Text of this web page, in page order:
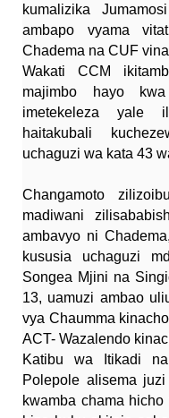
kumalizika
ambapo vyama
Chadema na CUF
Wakati CCM
majimbo hayo
imetekeleza yale
haitakubali
uchaguzi wa kata 43
Changamoto
madiwani
ambavyo ni
kususia uchaguzi
Songea Mjini na
13, uamuzi ambao
vya Chaumma
ACT- Wazalendo
Katibu wa Itikadi
Polepole alisema
kwamba chama